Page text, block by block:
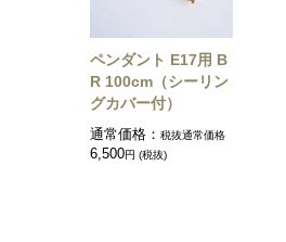
ペンダント E17用 B
R 100cm（シーリン
グカバー付）
通常価格： 税抜通常価格
6,500円 (税抜)